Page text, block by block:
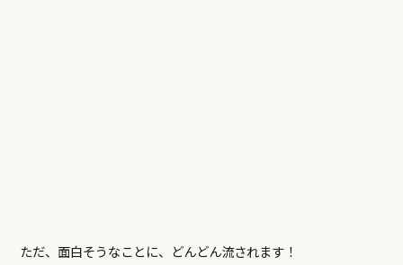
ただ、面白そうなことに、どんどん流されます！